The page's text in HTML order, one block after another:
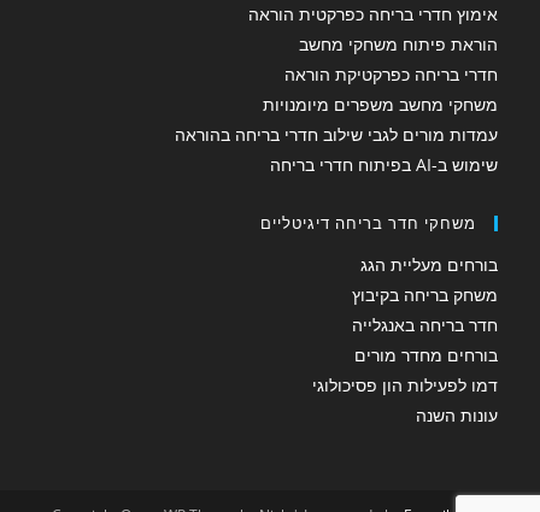
אימוץ חדרי בריחה כפרקטית הוראה
הוראת פיתוח משחקי מחשב
חדרי בריחה כפרקטיקת הוראה
משחקי מחשב משפרים מיומנויות
עמדות מורים לגבי שילוב חדרי בריחה בהוראה
שימוש ב-AI בפיתוח חדרי בריחה
משחקי חדר בריחה דיגיטליים
בורחים מעליית הגג
משחק בריחה בקיבוץ
חדר בריחה באנגלייה
בורחים מחדר מורים
דמו לפעילות הון פסיכולוגי
עונות השנה